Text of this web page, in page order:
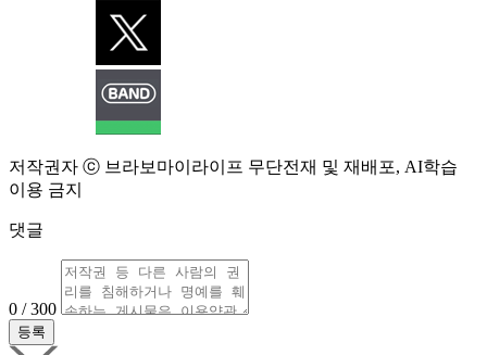
저작권자 ⓒ 브라보마이라이프 무단전재 및 재배포, AI학습
이용 금지
댓글
0 / 300